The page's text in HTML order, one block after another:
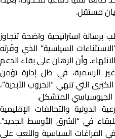
مستقل.
استراتيجية واضحة تتجاوز
السياسية” الذي وفّرته
وأن الرهان على بقاء الدعم
الرسمية، في ظل إدارة تؤمن
التي تنهي “الحروب الأبدية”،
الجيوسياسي المتشكل.
الدولية والتحالفات الإقليمية
في “الشرق الأوسط الجديد”.
الفراغات السياسية واللعب على